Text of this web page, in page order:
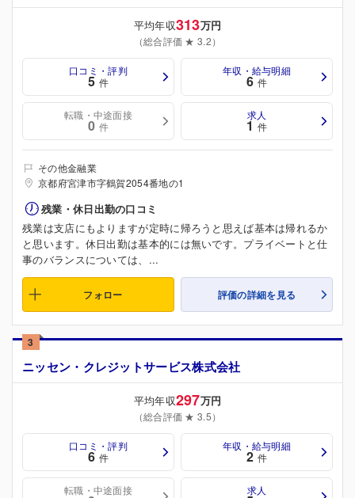
平均年収313万円
（総合評価 ★ 3.2）
口コミ・評判
5 件
年収・給与明細
6 件
転職・中途面接
0 件
求人
1 件
その他金融業
京都府宮津市字鶴賀2054番地の1
残業・休日出勤の口コミ
残業は支店にもよりますが定時に帰ろうと思えば基本は帰れるか
と思います。休日出勤は基本的には無いです。プライベートと仕
事のバランスについては、...
フォロー 評価の詳細を見る
3
ニッセン・クレジットサービス株式会社
平均年収297万円
（総合評価 ★ 3.5）
口コミ・評判
6 件
年収・給与明細
2 件
転職・中途面接 求人